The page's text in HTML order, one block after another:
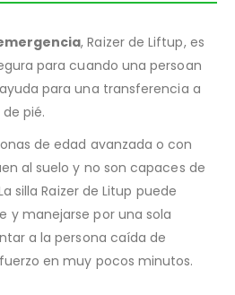
, Raizer de Liftup, es
para cuando una persoan
para una transferencia a
pié.
de edad avanzada o con
al suelo y no son capaces de
silla Raizer de Litup puede
y manejarse por una sola
a la persona caída de
en muy pocos minutos.